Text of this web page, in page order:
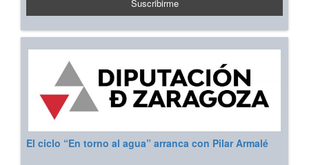
El ciclo “En torno al agua” arranca con Pilar Armalé